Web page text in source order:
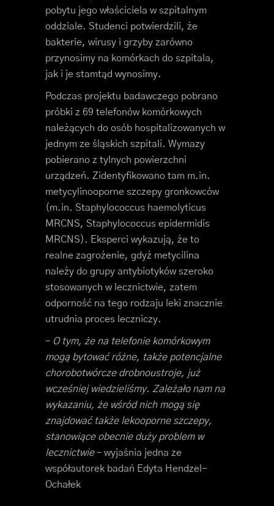
pobytu jego właściciela w szpitalnym
oddziale. Studenci potwierdzili, że
bakterie, wirusy i grzyby zarówno
przynosimy na komórkach do szpitala,
jak i je stamtąd wynosimy.
Podczas projektu badawczego pobrano
próbki z 69 telefonów komórkowych
należących do osób hospitalizowanych w
jednym ze śląskich szpitali. Wymazy
pobierano z tylnych powierzchni
urządzeń. Zidentyfikowano tam m.in.
metycylinooporne szczepy gronkowców
(m.in. Staphylococcus haemolyticus
MRCNS, Staphylococcus epidermidis
MRCNS). Eksperci wykazują, że to
realne zagrożenie, gdyż metycilina
należy do grupy antybiotyków szeroko
stosowanych w lecznictwie, zatem
odporność na tego rodzaju leki znacznie
utrudnia proces leczniczy.
– O tym, że na telefonie komórkowym
mogą bytować różne, także potencjalne
chorobotwórcze drobnoustroje, już
wcześniej wiedzieliśmy. Zależało nam na
wykazaniu, że wśród nich mogą się
znajdować także lekooporne szczepy,
stanowiące obecnie duży problem w
lecznictwie– wyjaśnia jedna ze
współautorek badań Edyta Hendzel-
Ochałek